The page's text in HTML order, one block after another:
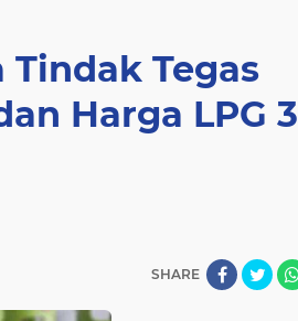
Tegas
Harga LPG 3
SHARE